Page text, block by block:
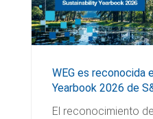
WEG es reconocida
Yearbook 2026 de
El reconocimiento